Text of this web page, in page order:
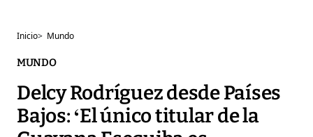
Inicio> Mundo
MUNDO
Delcy Rodríguez desde Países
Bajos: ‘El único titular de la